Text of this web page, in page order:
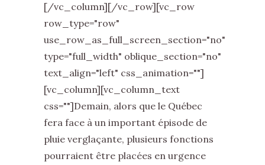
[/vc_column][/vc_row][vc_row
row_type="row"
use_row_as_full_screen_section="no"
type="full_width" oblique_section="no"
text_align="left" css_animation=""]
[vc_column][vc_column_text
css=""]Demain, alors que le Québec
fera face à un important épisode de
pluie verglaçante, plusieurs fonctions
pourraient être placées en urgence